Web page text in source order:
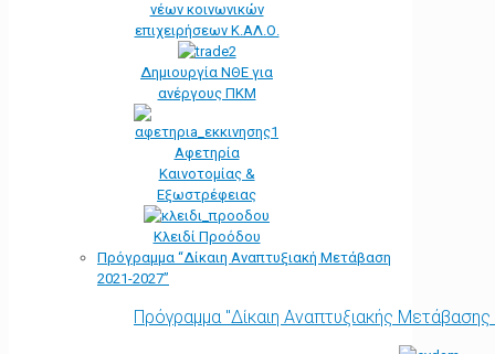
νέων κοινωνικών
επιχειρήσεων Κ.ΑΛ.Ο.
Δημιουργία ΝΘΕ για
ανέργους ΠΚΜ
Αφετηρία
Kαινοτομίας &
Εξωστρέφειας
Κλειδί Προόδου
Πρόγραμμα “Δίκαιη Αναπτυξιακή Μετάβαση
2021-2027”
Πρόγραμμα "Δίκαιη Αναπτυξιακής